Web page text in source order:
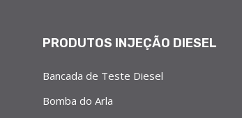
PRODUTOS INJEÇÃO DIESEL
Bancada de Teste Diesel
Bomba do Arla